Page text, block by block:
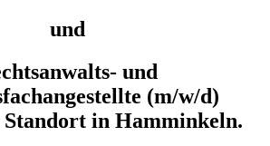
und
und
(m/w/d)
Standort in Hamminkeln.